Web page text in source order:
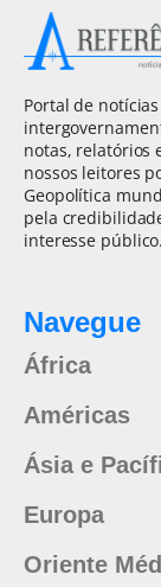
Portal de
notas, relatórios
nossos leitores
Geopolítica
pela
interesse público.
Navegue
África
Américas
Ásia e
Europa
Oriente